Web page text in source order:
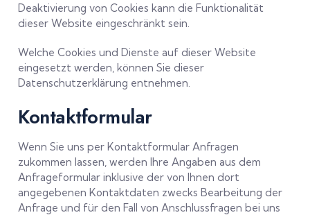
Deaktivierung von Cookies kann die Funktionalität
dieser Website eingeschränkt sein.
Welche Cookies und Dienste auf dieser Website
eingesetzt werden, können Sie dieser
Datenschutzerklärung entnehmen.
Kontaktformular
Wenn Sie uns per Kontaktformular Anfragen
zukommen lassen, werden Ihre Angaben aus dem
Anfrageformular inklusive der von Ihnen dort
angegebenen Kontaktdaten zwecks Bearbeitung der
Anfrage und für den Fall von Anschlussfragen bei uns